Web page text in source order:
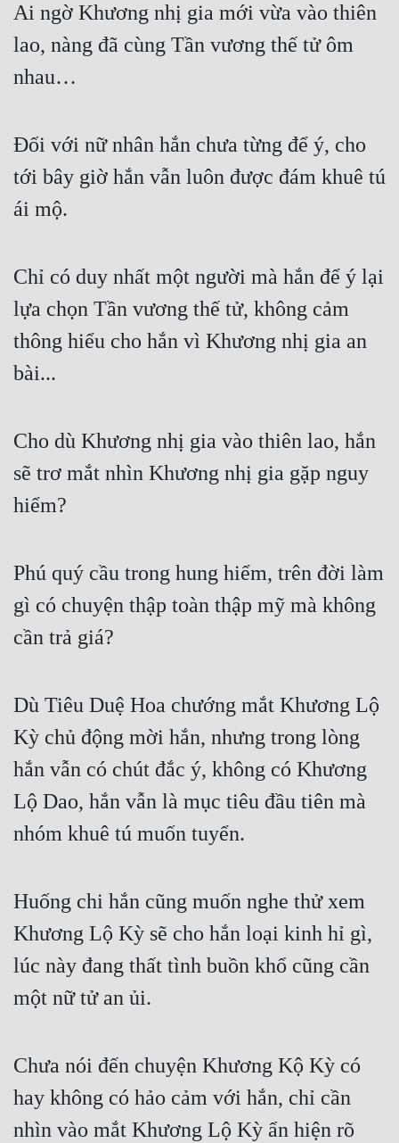
Huyền Ảo
Hài Hước
Hệ Thống
Khoa Huyễn
Khoa Huyễn Không Gian
Kỳ Ảo
Linh Dị
Lịch Sử
Mưu Mô
Mạt Thế
Ngôn Tình
Ngược
Phương Tây
Phản Phái
Quan Trường
Sảng Văn
Sắc
Sủng
Thanh Xuân
Ai ngờ Khương nhị gia mới vừa vào thiên
lao, nàng đã cùng Tần vương thế tử ôm
nhau…
Đối với nữ nhân hắn chưa từng để ý, cho
tới bây giờ hắn vẫn luôn được đám khuê tú
ái mộ.
Chỉ có duy nhất một người mà hắn để ý lại
lựa chọn Tần vương thế tử, không cảm
thông hiểu cho hắn vì Khương nhị gia an
bài...
Cho dù Khương nhị gia vào thiên lao, hắn
sẽ trơ mắt nhìn Khương nhị gia gặp nguy
hiểm?
Phú quý cầu trong hung hiểm, trên đời làm
gì có chuyện thập toàn thập mỹ mà không
cần trả giá?
Dù Tiêu Duệ Hoa chướng mắt Khương Lộ
Kỳ chủ động mời hắn, nhưng trong lòng
hắn vẫn có chút đắc ý, không có Khương
Lộ Dao, hắn vẫn là mục tiêu đầu tiên mà
nhóm khuê tú muốn tuyển.
Huống chi hắn cũng muốn nghe thử xem
Khương Lộ Kỳ sẽ cho hắn loại kinh hỉ gì,
lúc này đang thất tình buồn khổ cũng cần
một nữ tử an ủi.
Chưa nói đến chuyện Khương Kộ Kỳ có
hay không có hảo cảm với hắn, chỉ cần
nhìn vào mắt Khương Lộ Kỳ ẩn hiện rõ